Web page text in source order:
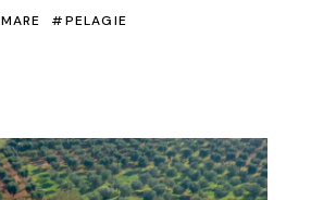
MARE PELAGIE